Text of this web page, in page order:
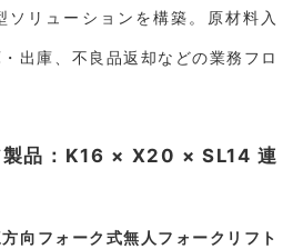
ソリューションを構築。原材料入
出庫、不良品返却などの業務フロ
品：K16 × X20 × SL14 連
方向フォーク式無人フォークリフト